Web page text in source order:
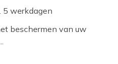
5 werkdagen
beschermen van uw